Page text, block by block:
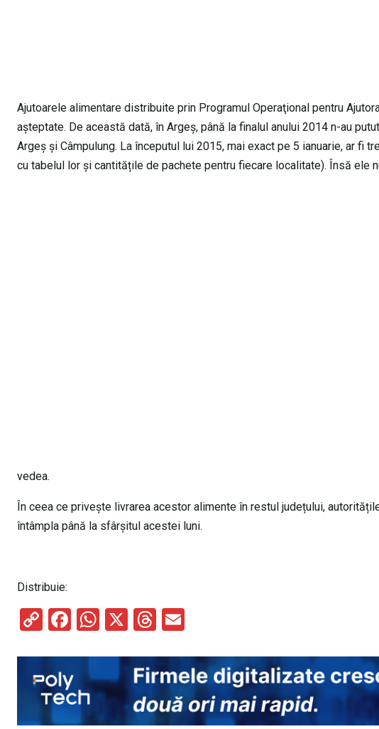
Ajutoarele alimentare distribuite prin Programul Operaţional pentru
așteptate. De această dată, în Argeș, până la finalul anului 2014 n-au
Argeș și Câmpulung. La începutul lui 2015, mai exact pe 5 ianuarie, ar
cu tabelul lor și cantitățile de pachete pentru fiecare localitate). Însă ele
vedea.
În ceea ce privește livrarea acestor alimente în restul județului,
întâmpla până la sfârșitul acestei luni.
Distribuie:
C
py
Li
n
F
ce
b
o
W
at
s
A
X
T
e
a
d
ail